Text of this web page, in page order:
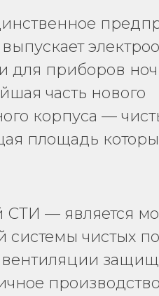
для приборов
часть нового
корпуса —
площадь
СТИ — является
системы чистых